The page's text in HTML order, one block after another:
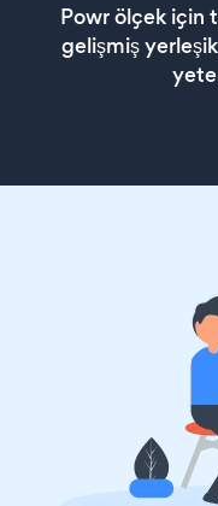
Powr ölçek için
gelişmiş